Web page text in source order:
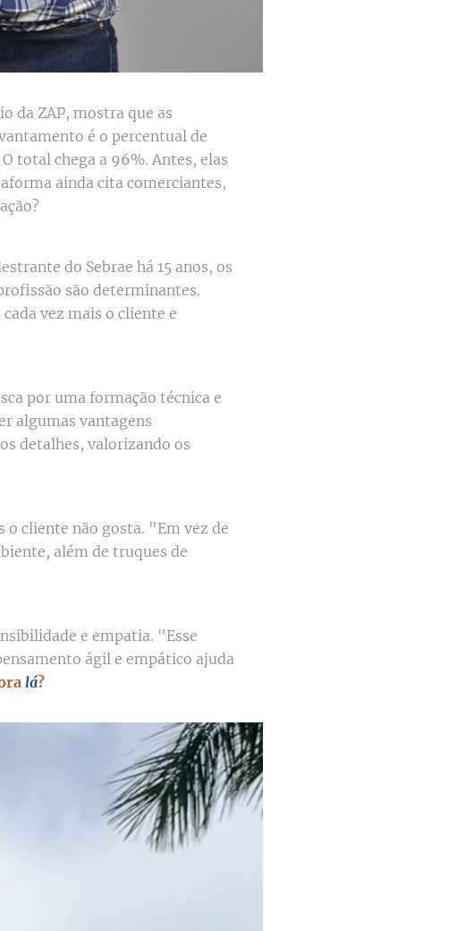
da ZAP, mostra que as
é o percentual de
total chega a 96%. Antes, elas
ainda cita comerciantes,
do Sebrae há 15 anos, os
são determinantes.
vez mais o cliente e
por uma formação técnica e
algumas vantagens
detalhes, valorizando os
o cliente não gosta. "Em vez de
além de truques de
e empatia. "Esse
ágil e empático ajuda
lá?